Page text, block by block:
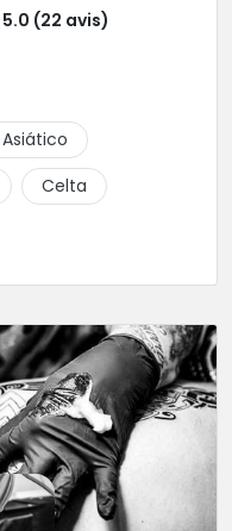
(22 avis)
Asiático
Celta